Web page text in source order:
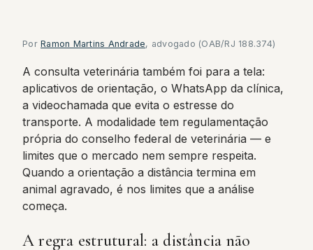
Por Ramon Martins Andrade, advogado (OAB/RJ 188.374)
A consulta veterinária também foi para a tela:
aplicativos de orientação, o WhatsApp da clínica,
a videochamada que evita o estresse do
transporte. A modalidade tem regulamentação
própria do conselho federal de veterinária — e
limites que o mercado nem sempre respeita.
Quando a orientação a distância termina em
animal agravado, é nos limites que a análise
começa.
A regra estrutural: a distância não